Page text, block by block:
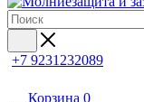
+7 9231232089
Корзина 0